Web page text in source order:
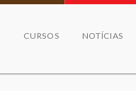
CURSOS NOTÍCIAS